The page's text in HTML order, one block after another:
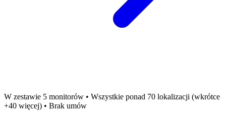
W zestawie 5 monitorów • Wszystkie ponad 70 lokalizacji (wkrótce
+40 więcej) • Brak umów